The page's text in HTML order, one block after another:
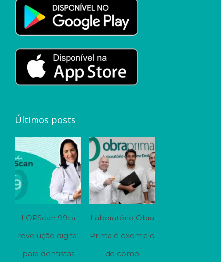
Últimos posts
LOPScan 99: a
revolução digital
para dentistas
Laboratório Obra
Prima é exemplo
de como